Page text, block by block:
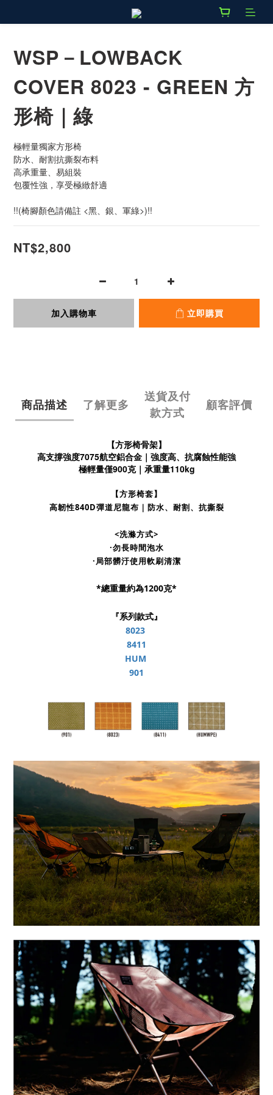
WSP－LOWBACK
COVER 8023 - GREEN 方
形椅｜綠
極輕量獨家方形椅
防水、耐割抗撕裂布料
高承重量、易組裝
包覆性強，享受極緻舒適
!!(椅腳顏色請備註 <黑、銀、軍綠>)!!
NT$2,800
加入購物車 立即購買
商品描述 了解更多
送貨及付
款方式
顧客評價
【方形椅骨架】
高支撐強度7075航空鋁合金｜強度高、抗腐蝕性能強
極輕量僅900克｜承重量110kg
【方形椅套】
高韌性840D彈道尼龍布｜防水、耐割、抗撕裂
<洗滌方式>
·勿長時間泡水
·局部髒汙使用軟刷清潔
*總重量約為1200克*
『系列款式』
8023
8411
HUM
901